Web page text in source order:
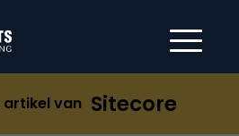
artikel van Sitecore